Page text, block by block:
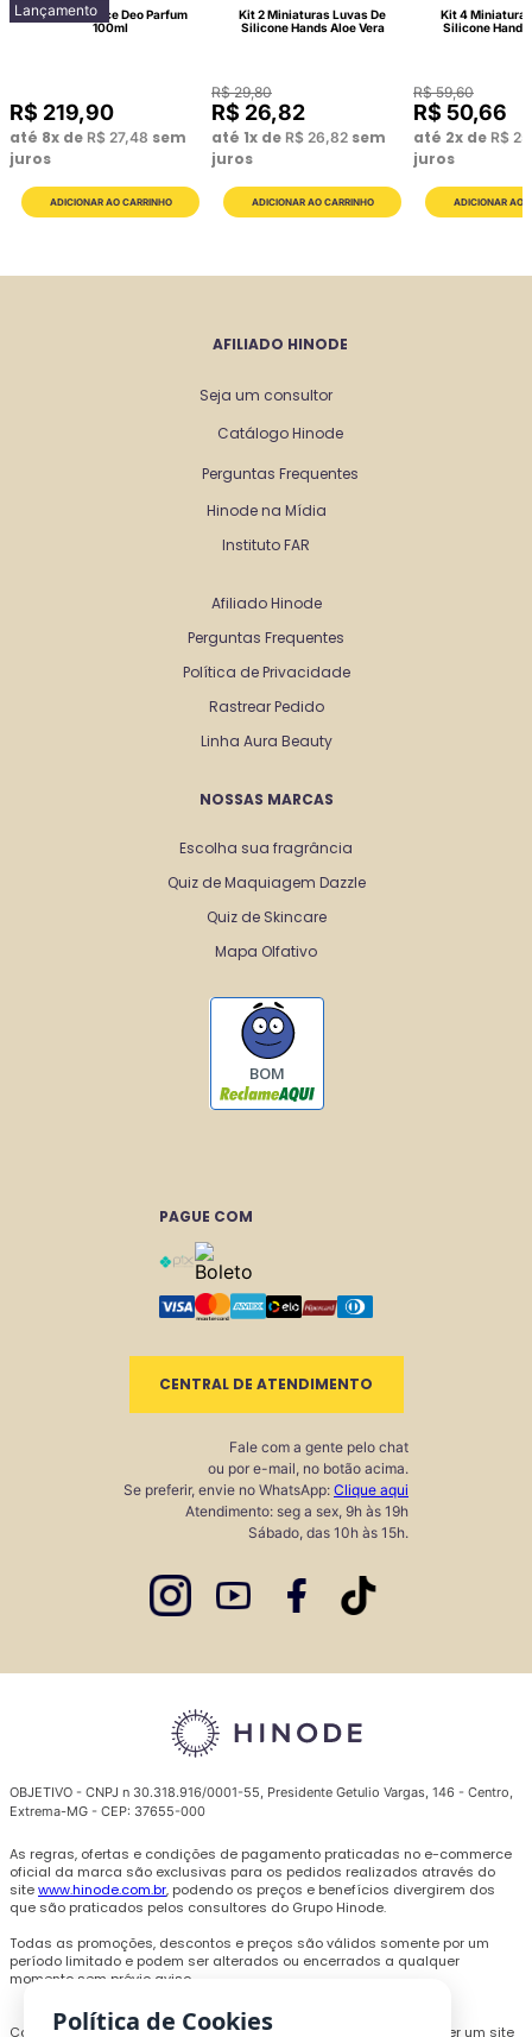
Lançamento
Lattitude Race Deo Parfum
100ml
R$ 219,90
até 8x de R$ 27,48 sem
juros
Kit 2 Miniaturas Luvas De
Silicone Hands Aloe Vera
R$ 29,80
R$ 26,82
até 1x de R$ 26,82 sem
juros
Kit 4
Silicone Hands
R$ 59,60
R$ 50,66
até 2x de R$ 25
juros
AFILIADO HINODE
Seja um consultor
Catálogo Hinode
Perguntas Frequentes
Hinode na Mídia
Instituto FAR
Afiliado Hinode
Perguntas Frequentes
Política de Privacidade
Rastrear Pedido
Linha Aura Beauty
NOSSAS MARCAS
Escolha sua fragrância
Quiz de Maquiagem Dazzle
Quiz de Skincare
Mapa Olfativo
BOM
PAGUE COM
CENTRAL DE ATENDIMENTO
Fale com a gente pelo chat
ou por e-mail, no botão acima.
Se preferir, envie no WhatsApp: Clique aqui
Atendimento: seg a sex, 9h às 19h
Sábado, das 10h às 15h.
OBJETIVO - CNPJ n 30.318.916/0001-55, Presidente Getulio Vargas, 146 - Centro,
Extrema-MG - CEP: 37655-000
As regras, ofertas e condições de pagamento praticadas no e-commerce
oficial da marca são exclusivas para os pedidos realizados através do
sitewww.hinode.com.br, podendo os preços e benefícios divergirem dos
que são praticados pelos consultores do Grupo Hinode.
Todas as promoções, descontos e preços são válidos somente por um
período limitado e podem ser alterados ou encerrados a qualquer
momento sem prévio aviso.
Com o objetivo de personalizar a experiência de compra e oferecer um site
Política de Cookies